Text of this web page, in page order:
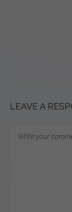
LEAVE A